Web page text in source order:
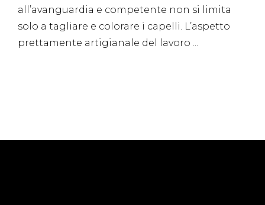
all’avanguardia e competente non si limita
solo a tagliare e colorare i capelli. L’aspetto
prettamente artigianale del lavoro